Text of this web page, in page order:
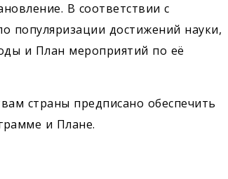
В соответствии с
популяризации достижений науки,
и План мероприятий по её
страны предписано обеспечить
и Плане.